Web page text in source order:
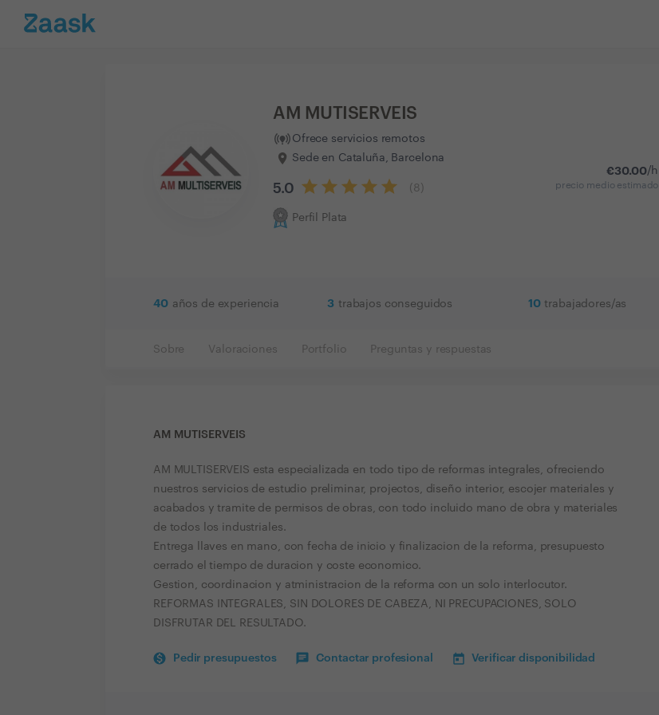
AM MUTISERVEIS
Ofrece servicios remotos
Sede en Cataluña, Barcelona
5.0 ( 8
Perfil Plata
€30.00/h
precio medio estimado
40 años de experiencia 3 trabajos conseguidos 10 trabajadores/as
Sobre Valoraciones Portfolio Preguntas y respuestas
AM MUTISERVEIS
AM MULTISERVEIS esta especializada en todo tipo de reformas integrales, ofreciendo
nuestros servicios de estudio preliminar, projectos, diseño interior, escojer materiales y
acabados y tramite de permisos de obras, con todo incluido mano de obra y materiales
de todos los industriales.
Entrega llaves en mano, con fecha de inicio y finalizacion de la reforma, presupuesto
cerrado el tiempo de duracion y coste economico.
Gestion, coordinacion y atministracion de la reforma con un solo interlocutor.
REFORMAS INTEGRALES, SIN DOLORES DE CABEZA, NI PRECUPACIONES, SOLO
DISFRUTAR DEL RESULTADO.
Pedir presupuestos Contactar profesional Verificar disponibilidad